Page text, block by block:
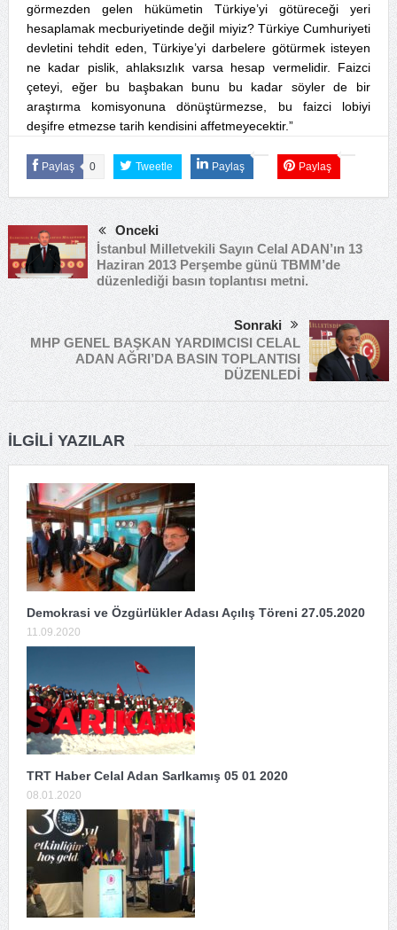
görmezden gelen hükümetin Türkiye’yi götüreceği yeri
hesaplamak mecburiyetinde değil miyiz? Türkiye Cumhuriyeti
devletini tehdit eden, Türkiye’yi darbelere götürmek isteyen
ne kadar pislik, ahlaksızlık varsa hesap vermelidir. Faizci
çeteyi, eğer bu başbakan bunu bu kadar söyler de bir
araştırma komisyonuna dönüştürmezse, bu faizci lobiyi
deşifre etmezse tarih kendisini affetmeyecektir.”
Paylaş 0 Tweetle Paylaş Paylaş
Önceki
İstanbul Milletvekili Sayın Celal ADAN’ın 13
Haziran 2013 Perşembe günü TBMM’de
düzenlediği basın toplantısı metni.
Sonraki
MHP GENEL BAŞKAN YARDIMCISI CELAL
ADAN AĞRI’DA BASIN TOPLANTISI
DÜZENLEDİ
İLGILI YAZILAR
Demokrasi ve Özgürlükler Adası Açılış Töreni 27.05.2020
11.09.2020
TRT Haber Celal Adan SarIkamış 05 01 2020
08.01.2020